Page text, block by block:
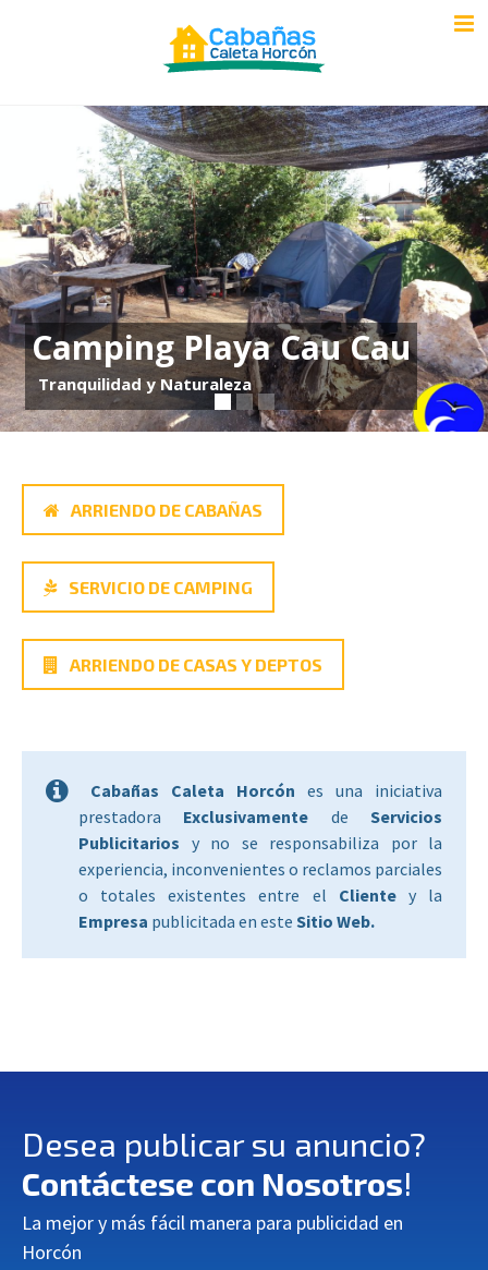
Camping Playa Cau Cau
Tranquilidad y Naturaleza
ARRIENDO DE CABAÑAS
SERVICIO DE CAMPING
ARRIENDO DE CASAS Y DEPTOS
Cabañas Caleta Horcón es una iniciativa
prestadora Exclusivamente deServicios
Publicitarios y no se responsabiliza por la
experiencia, inconvenientes o reclamos parciales
o totales existentes entre el Clientey la
Empresa publicitada en este Sitio Web.
Desea publicar su anuncio?
Contáctese con Nosotros!
La mejor y más fácil manera para publicidad en
Horcón